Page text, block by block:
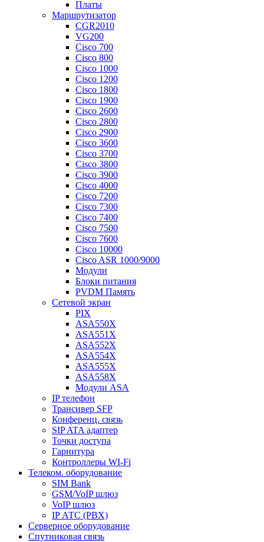
Платы
Маршрутизатор
CGR2010
VG200
Cisco 700
Cisco 800
Cisco 1000
Cisco 1200
Cisco 1800
Cisco 1900
Cisco 2600
Cisco 2800
Cisco 2900
Cisco 3600
Cisco 3700
Cisco 3800
Cisco 3900
Cisco 4000
Cisco 7200
Cisco 7300
Cisco 7400
Cisco 7500
Cisco 7600
Cisco 10000
Cisco ASR 1000/9000
Модули
Блоки питания
PVDM Память
Сетевой экран
PIX
ASA550X
ASA551X
ASA552X
ASA554X
ASA555X
ASA558X
Модули ASA
IP телефон
Трансивер SFP
Конференц. связь
SIP ATA адаптер
Точки доступа
Гарнитура
Контроллеры WI-Fi
Телеком. оборудование
SIM Bank
GSM/VoIP шлюз
VoIP шлюз
IP АТС (PBX)
Серверное оборудование
Спутниковая связь